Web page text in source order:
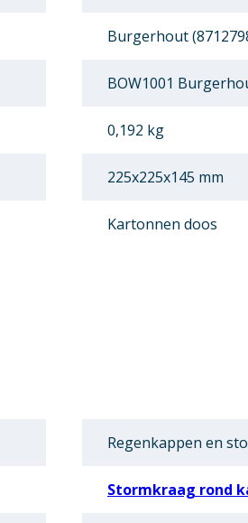
Burgerhout
BOW1001
0,192 kg
225x225x145 mm
Kartonnen doos
Regenkappen en
Stormkraag rond